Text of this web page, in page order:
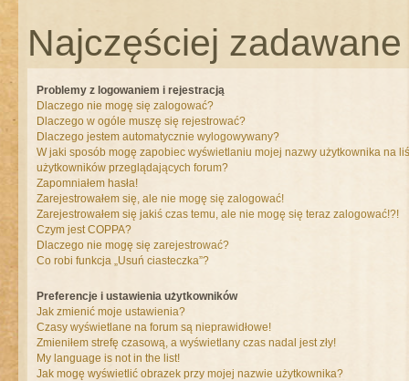
Najczęściej
Problemy z logowaniem i rejestracją
Dlaczego nie mogę się zalogować?
Dlaczego w ogóle muszę się rejestrować?
Dlaczego jestem automatycznie wylogowywany?
W jaki sposób mogę zapobiec wyświetlaniu mojej nazwy użytkownika na
użytkowników przeglądających forum?
Zapomniałem hasła!
Zarejestrowałem się, ale nie mogę się zalogować!
Zarejestrowałem się jakiś czas temu, ale nie mogę się teraz zalogować!?!
Czym jest COPPA?
Dlaczego nie mogę się zarejestrować?
Co robi funkcja „Usuń ciasteczka”?
Preferencje i ustawienia użytkowników
Jak zmienić moje ustawienia?
Czasy wyświetlane na forum są nieprawidłowe!
Zmieniłem strefę czasową, a wyświetlany czas nadal jest zły!
My language is not in the list!
Jak mogę wyświetlić obrazek przy mojej nazwie użytkownika?